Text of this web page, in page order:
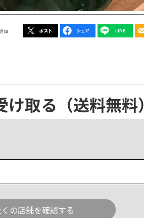
加
け取る （送料無料）
の店舗を確認する